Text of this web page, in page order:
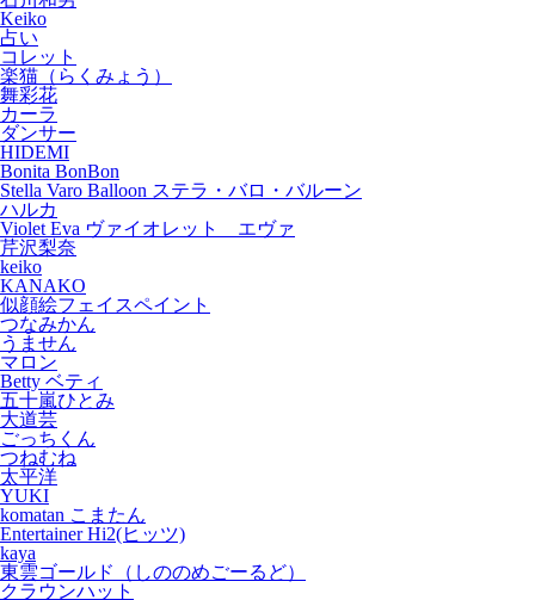
Keiko
占い
コレット
楽猫（らくみょう）
舞彩花
カーラ
ダンサー
HIDEMI
Bonita BonBon
Stella Varo Balloon ステラ・バロ・バルーン
ハルカ
Violet Eva ヴァイオレット エヴァ
芹沢梨奈
keiko
KANAKO
似顔絵フェイスペイント
つなみかん
うません
マロン
Betty ベティ
五十嵐ひとみ
大道芸
ごっちくん
つねむね
太平洋
YUKI
komatan こまたん
Entertainer Hi2(ヒッツ)
kaya
東雲ゴールド（しののめごーるど）
クラウンハット